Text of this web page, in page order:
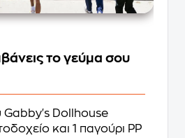
το γεύμα σου
Gabby's Dollhouse
και 1 παγούρι PP